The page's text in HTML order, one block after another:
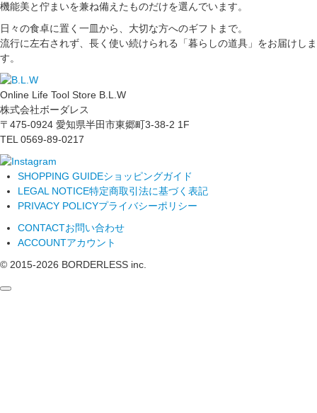
機能美と佇まいを兼ね備えたものだけを選んでいます。
日々の食卓に置く一皿から、大切な方へのギフトまで。
流行に左右されず、長く使い続けられる「暮らしの道具」をお届けしま
す。
Online Life Tool Store B.L.W
株式会社ボーダレス
〒475-0924 愛知県半田市東郷町3-38-2 1F
TEL 0569-89-0217
SHOPPING GUIDEショッピングガイド
LEGAL NOTICE特定商取引法に基づく表記
PRIVACY POLICYプライバシーポリシー
CONTACTお問い合わせ
ACCOUNTアカウント
© 2015-2026 BORDERLESS inc.